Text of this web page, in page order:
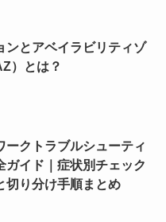
ンとアベイラビリティゾ
）とは？
ークトラブルシューティ
ガイド｜症状別チェック
切り分け手順まとめ